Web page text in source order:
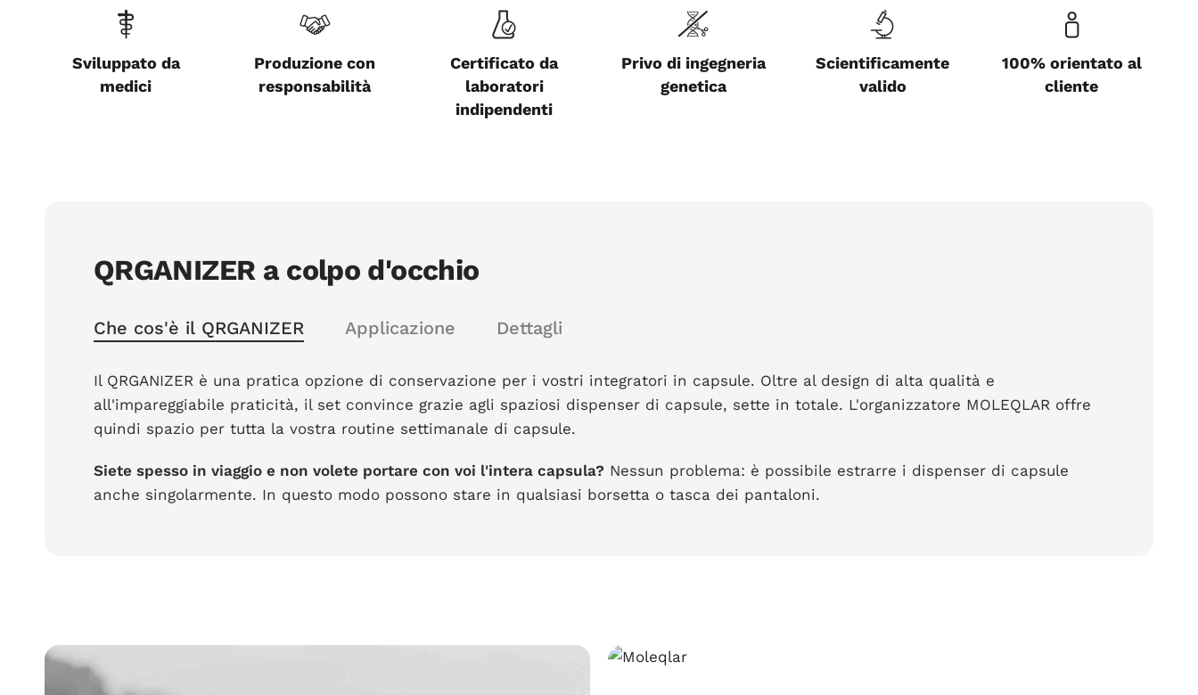
Sviluppato da
medici
Produzione con
responsabilità
Certificato da
laboratori
indipendenti
Privo di ingegneria
genetica
Scientificamente
valido
100% orientato al
cliente
QRGANIZER a colpo d'occhio
Che cos'è il QRGANIZER Applicazione Dettagli
Il QRGANIZER è una pratica opzione di conservazione per i vostri integratori in capsule. Oltre al design di alta qualità e
all'impareggiabile praticità, il set convince grazie agli spaziosi dispenser di capsule, sette in totale. L'organizzatore MOLEQLAR offre
quindi spazio per tutta la vostra routine settimanale di capsule.
Siete spesso in viaggio e non volete portare con voi l'intera capsula? Nessun problema: è possibile estrarre i dispenser di capsule
anche singolarmente. In questo modo possono stare in qualsiasi borsetta o tasca dei pantaloni.